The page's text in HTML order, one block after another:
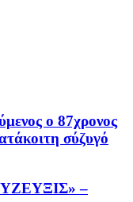
ο 87χρονος
σύζυγό
–